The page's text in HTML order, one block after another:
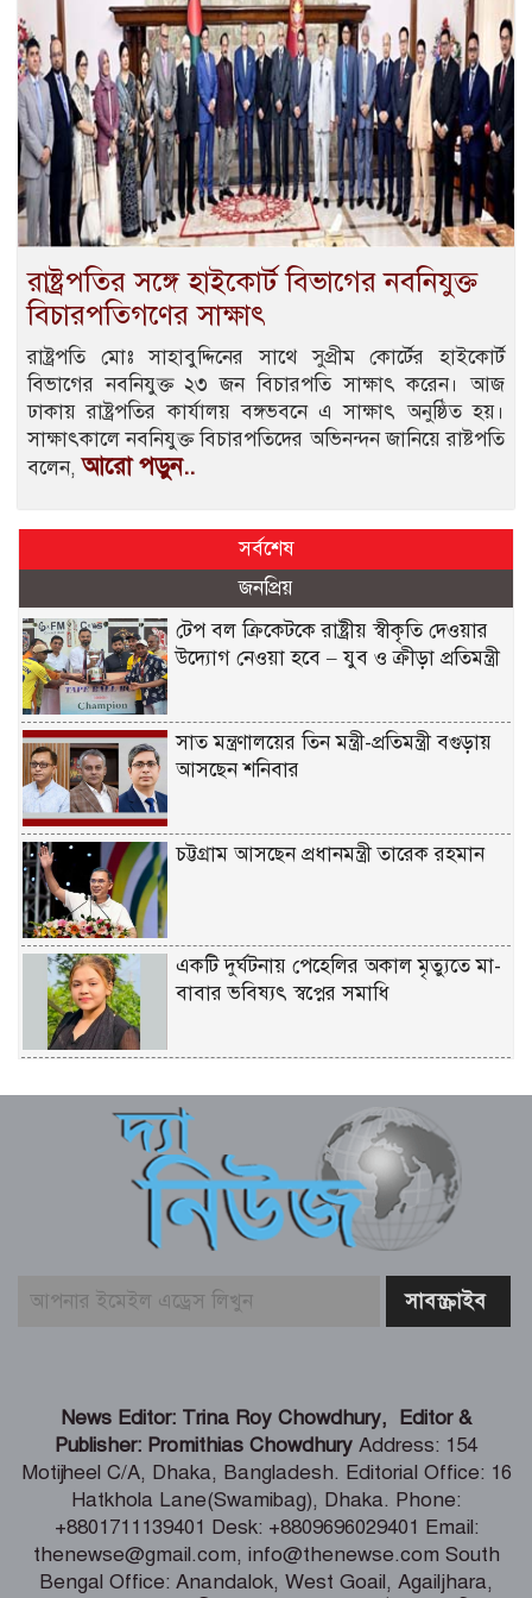
রাষ্ট্রপতির সঙ্গে হাইকোর্ট বিভাগের নবনিযুক্ত
বিচারপতিগণের সাক্ষাৎ
রাষ্ট্রপতি মোঃ সাহাবুদ্দিনের সাথে সুপ্রীম কোর্টের হাইকোর্ট
বিভাগের নবনিযুক্ত ২৩ জন বিচারপতি সাক্ষাৎ করেন। আজ
ঢাকায় রাষ্ট্রপতির কার্যালয় বঙ্গভবনে এ সাক্ষাৎ অনুষ্ঠিত হয়।
সাক্ষাৎকালে নবনিযুক্ত বিচারপতিদের অভিনন্দন জানিয়ে রাষ্টপতি
বলেন,আরো পড়ুন..
সর্বশেষ
জনপ্রিয়
টেপ বল ক্রিকেটকে রাষ্ট্রীয় স্বীকৃতি দেওয়ার
উদ্যোগ নেওয়া হবে – যুব ও ক্রীড়া প্রতিমন্ত্রী
সাত মন্ত্রণালয়ের তিন মন্ত্রী-প্রতিমন্ত্রী বগুড়ায়
আসছেন শনিবার
চট্টগ্রাম আসছেন প্রধানমন্ত্রী তারেক রহমান
একটি দুর্ঘটনায় পেহেলির অকাল মৃত্যুতে মা-
বাবার ভবিষ্যৎ স্বপ্নের সমাধি
নিয়ে যেতে হবে – তথ্যমন্ত্রী
পুলিশ কর্মকর্তাদের নিয়ে অপপ্রচার, কঠোর
ব্যবস্থা নেওয়ার হুঁশিয়ারি
শিগগিরই শুরু হবে তিস্তা মহাপরিকল্পনা
বাস্তবায়নের কাজ – পানি সম্পদ মন্ত্রী
সংবাদপত্র সমাজের দর্পণ – মৎস্য ও
প্রাণিসম্পদ প্রতিমন্ত্রী
শেখ হাসিনা কি বেঁচে আছেন, না কি মারা
গেছেন- রাশেদ খাঁন
News Editor: Trina Roy Chowdhury, Editor &
Publisher: Promithias Chowdhury Address: 154
Motijheel C/A, Dhaka, Bangladesh. Editorial Office: 16
Hatkhola Lane(Swamibag), Dhaka. Phone:
+8801711139401 Desk: +8809696029401 Email:
thenewse@gmail.com, info@thenewse.com South
Bengal Office: Anandalok, West Goail, Agailjhara,